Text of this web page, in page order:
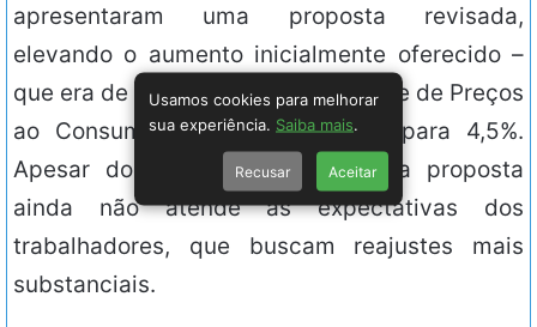
apresentaram uma proposta revisada,
elevando o aumento inicialmente oferecido –
que era de 4,39% referente ao Índice de Preços
ao Consumidor Amplo (IPCA) – para 4,5%.
Apesar do pequeno avanço, essa proposta
ainda não atende às expectativas dos
trabalhadores, que buscam reajustes mais
substanciais.
Usamos cookies para melhorar
sua experiência. Saiba mais
Recusar Aceitar